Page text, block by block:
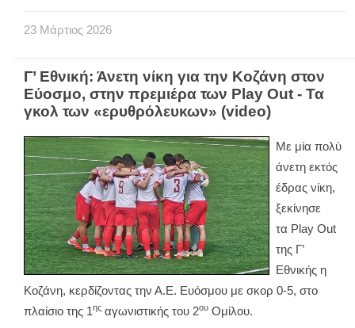
23 Μάρτιος 2026
Γ’ Εθνική: Άνετη νίκη για την Κοζάνη στον
Εύοσμο, στην πρεμιέρα των Play Out - Τα
γκολ των «ερυθρόλευκων» (video)
Με μία πολύ
άνετη εκτός
έδρας νίκη,
ξεκίνησε
τα Play Out
της Γ’
Εθνικής η
Κοζάνη, κερδίζοντας την Α.Ε. Ευόσμου με σκορ 0-5, στο
πλαίσιο της 1ης αγωνιστικής του 2ου Ομίλου.